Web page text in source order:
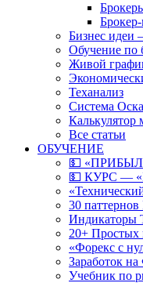
Бизнес идеи
Обучение по
Живой
Теханализ
Система
Калькулятор
Все статьи
ОБУЧЕНИЕ
💵
💵 КУРС —
30
Индикаторы
20+ Простых
«Форекс с
Заработок
Учебник по